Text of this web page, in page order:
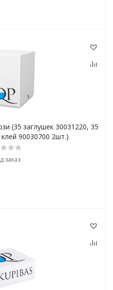
(35 заглушек 30031220, 35
90030700 2шт.)
заказ